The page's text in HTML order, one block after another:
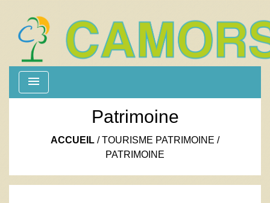
menu
Patrimoine
ACCUEIL /TOURISME PATRIMOINE /
PATRIMOINE